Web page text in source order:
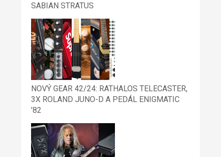
SABIAN STRATUS
NOVÝ GEAR 42/24: RATHALOS TELECASTER,
3X ROLAND JUNO-D A PEDÁL ENIGMATIC
’82